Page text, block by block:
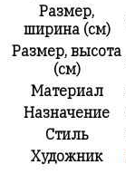
Размер,
ширина (см)
Размер, высота
(см)
Материал
Назначение
Стиль
Художник